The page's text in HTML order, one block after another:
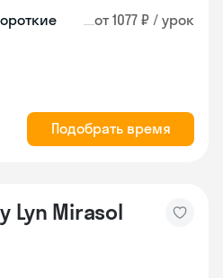
от 1077 ₽ / урок
Подобрать время
Lyn Mirasol